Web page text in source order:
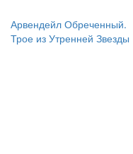
Арвендейл Обреченный.
Трое из Утренней Звезды